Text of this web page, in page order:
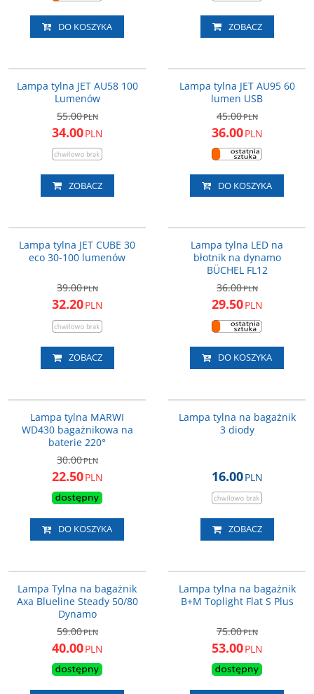
DO KOSZYKA ZOBACZ
Lampa tylna JET AU58 100
Lumenów
55.00PLN
34.00PLN
ZOBACZ
Lampa tylna JET AU95 60
lumen USB
45.00PLN
36.00PLN
DO KOSZYKA
Lampa tylna JET CUBE 30
eco 30-100 lumenów
39.00PLN
32.20PLN
ZOBACZ
Lampa tylna LED na
błotnik na dynamo
BÜCHEL FL12
36.00PLN
29.50PLN
DO KOSZYKA
Lampa tylna MARWI
WD430 bagażnikowa na
baterie 220°
30.00PLN
22.50PLN
DO KOSZYKA
Lampa tylna na bagażnik
3 diody
16.00PLN
ZOBACZ
Lampa Tylna na bagażnik
Axa Blueline Steady 50/80
Dynamo
59.00PLN
40.00PLN
Lampa tylna na bagażnik
B+M Toplight Flat S Plus
75.00PLN
53.00PLN